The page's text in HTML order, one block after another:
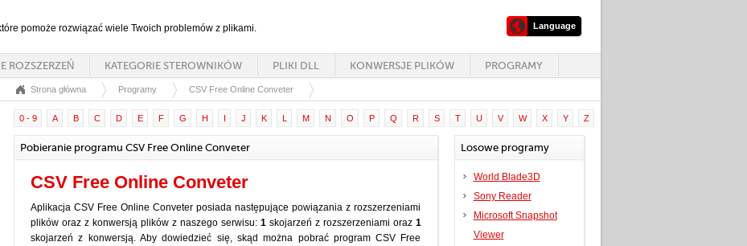
pomoże rozwiązać wiele Twoich problemów z plikami. Language
ROZSZERZEŃ KATEGORIE STEROWNIKÓW PLIKI DLL KONWERSJE PLIKÓW PROGRAMY
Strona główna Programy CSV Free Online Conveter
0 - 9 A B C D E F G H I J K L M N O P Q R S T U V W X Y Z
Pobieranie programu CSV Free Online Conveter
CSV Free Online Conveter
Aplikacja CSV Free Online Conveter posiada następujące powiązania z rozszerzeniami
plików oraz z konwersją plików z naszego serwisu: 1skojarzeń z rozszerzeniami oraz 1
skojarzeń z konwersją. Aby dowiedzieć się, skąd można pobrać program CSV Free
Losowe programy
World Blade3D
Sony Reader
Microsoft Snapshot
Viewer